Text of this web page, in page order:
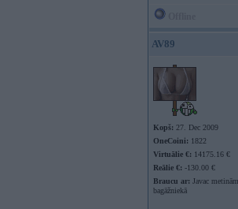
AV89
Kopš: 27. Dec 2009
OneCoini: 1822
Virtuālie €: 14175.16 €
Reālie €: -130.00 €
Braucu ar: Javac
bagāžniekā